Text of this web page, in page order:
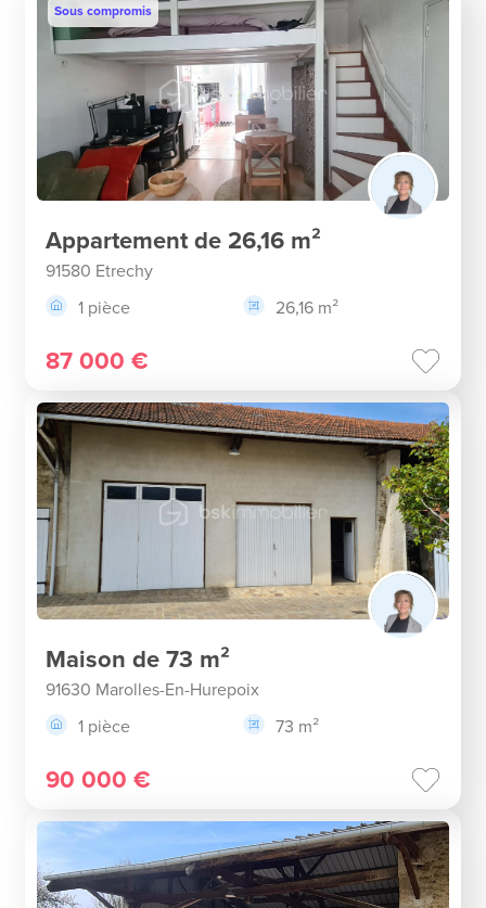
Sous compromis
Appartement de 26,16 m²
91580 Etrechy
1 pièce
26,16 m²
87 000 €
Maison de 73 m²
91630 Marolles-En-Hurepoix
1 pièce
73 m²
90 000 €